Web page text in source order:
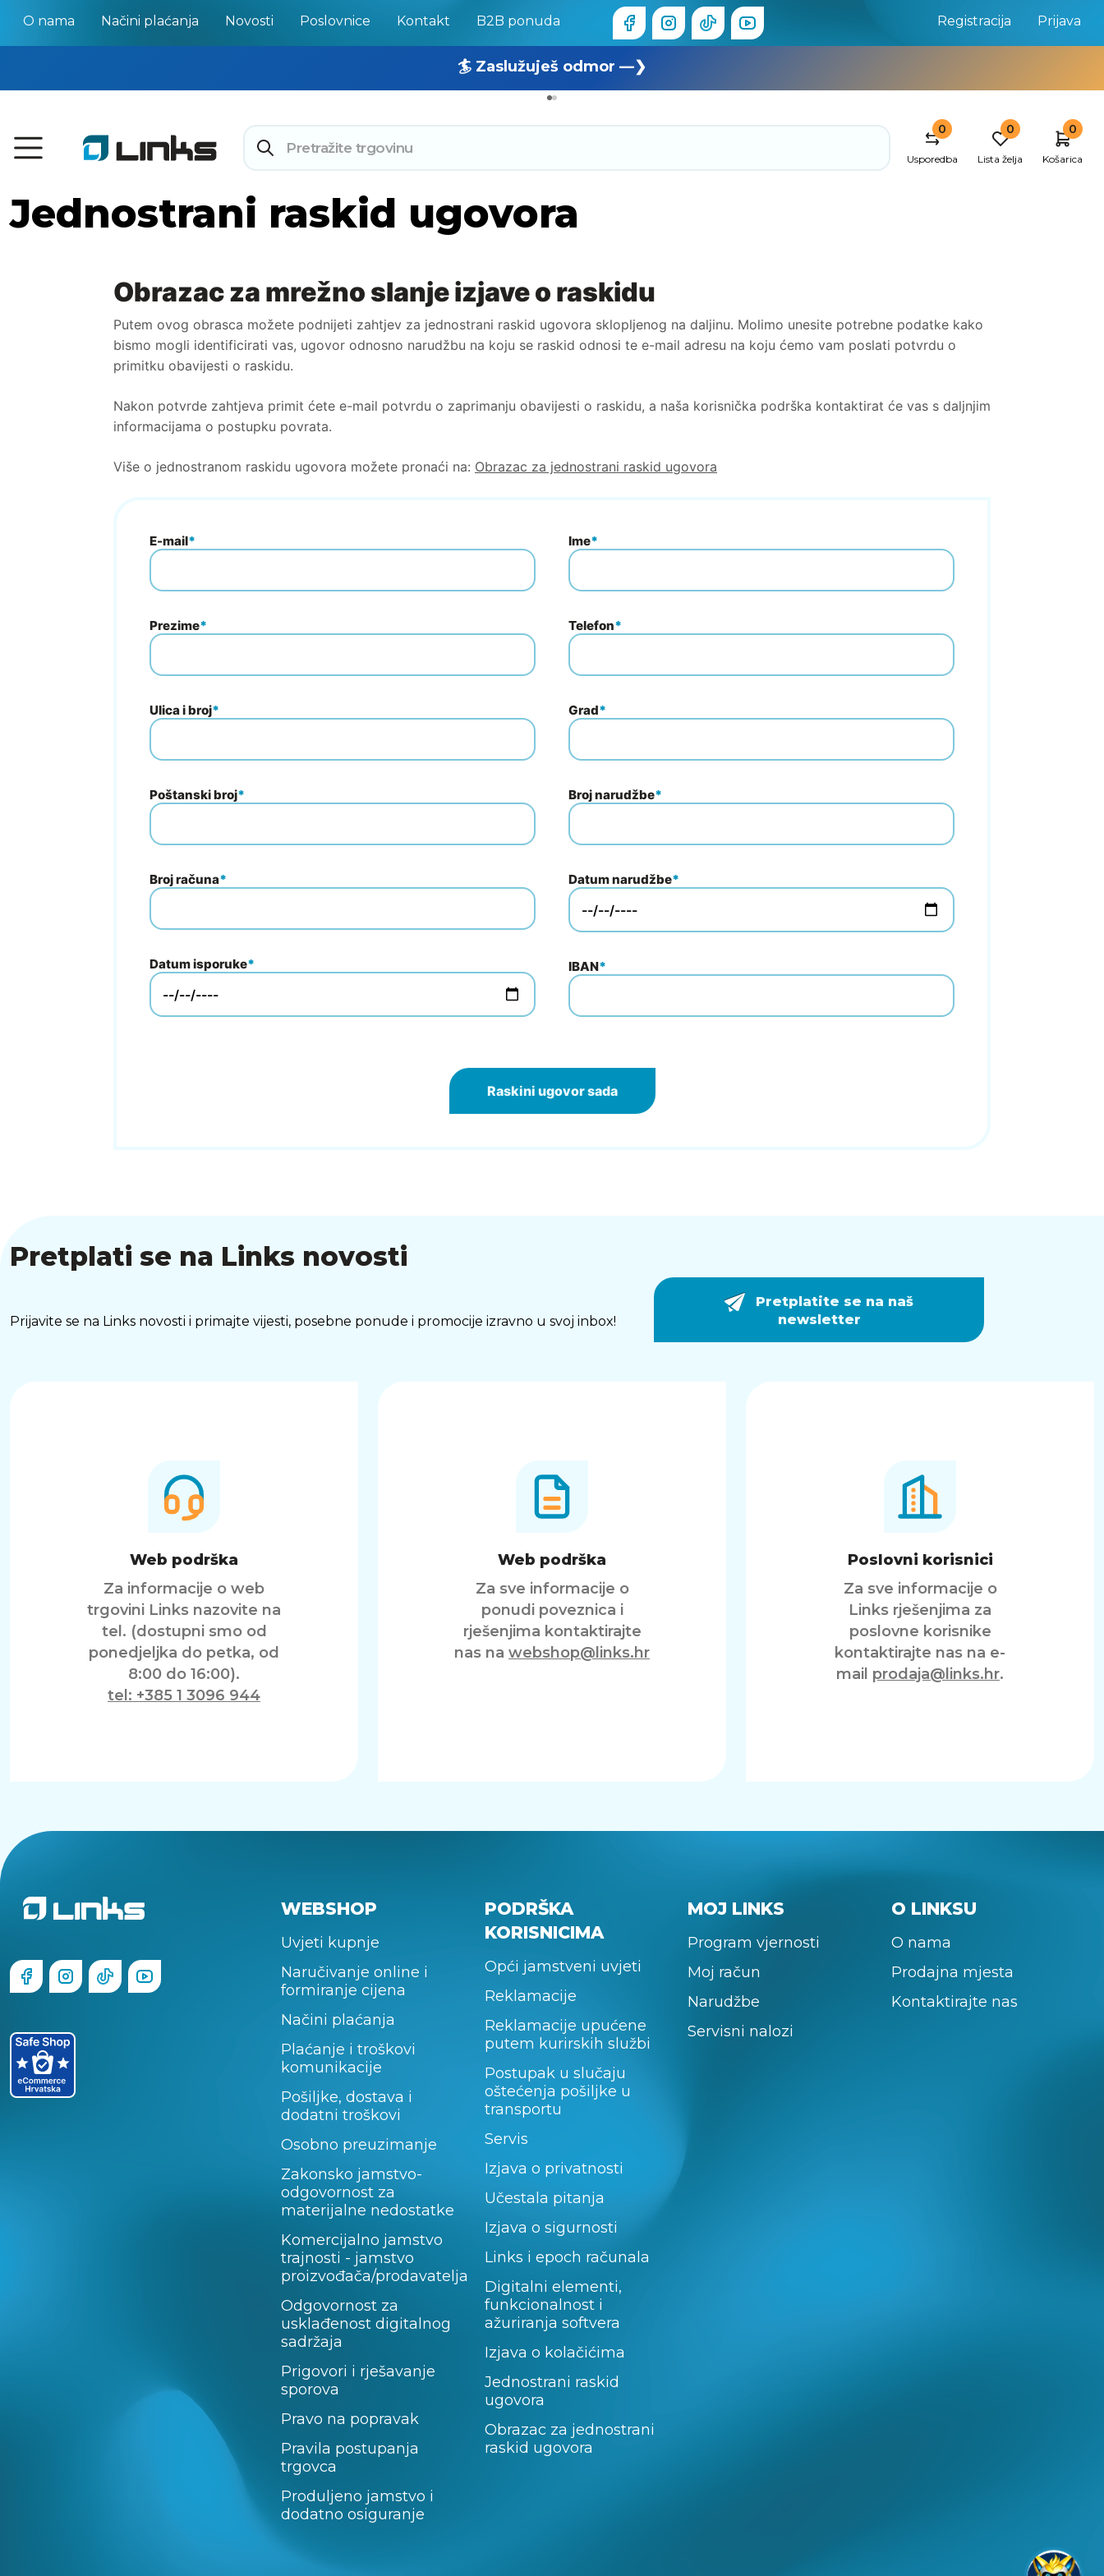
O nama Načini plaćanja Novosti Poslovnice Kontakt B2B ponuda Registracija Prijava
🏄 Zaslužuješ odmor —❯
🔥 OUTLET: TOTALNA RASPRODAJA —❯
0
Usporedba
0
Lista želja
0
Košarica
Jednostrani raskid ugovora
Obrazac za mrežno slanje izjave o raskidu
Putem ovog obrasca možete podnijeti zahtjev za jednostrani raskid ugovora sklopljenog na daljinu. Molimo unesite potrebne podatke kako
bismo mogli identificirati vas, ugovor odnosno narudžbu na koju se raskid odnosi te e-mail adresu na koju ćemo vam poslati potvrdu o
primitku obavijesti o raskidu.
Nakon potvrde zahtjeva primit ćete e-mail potvrdu o zaprimanju obavijesti o raskidu, a naša korisnička podrška kontaktirat će vas s daljnjim
informacijama o postupku povrata.
Više o jednostranom raskidu ugovora možete pronaći na: Obrazac za jednostrani raskid ugovora
E-mail*
Prezime*
Ulica i broj*
Poštanski broj*
Broj računa*
Datum isporuke*
Ime*
Telefon*
Grad*
Broj narudžbe*
Datum narudžbe*
IBAN*
Raskini ugovor sada
Pretplati se na Links novosti
Prijavite se na Links novosti i primajte vijesti, posebne ponude i promocije izravno u svoj inbox!
Pretplatite se na naš
newsletter
Web podrška
Za informacije o web
trgovini Links nazovite na
tel. (dostupni smo od
ponedjeljka do petka, od
8:00 do 16:00).
tel: +385 1 3096 944
Web podrška
Za sve informacije o
ponudi poveznica i
rješenjima kontaktirajte
nas na webshop@links.hr
Poslovni korisnici
Za sve informacije o
Links rješenjima za
poslovne korisnike
kontaktirajte nas na e-
mail prodaja@links.hr.
WEBSHOP
Uvjeti kupnje
Naručivanje online i
formiranje cijena
Načini plaćanja
Plaćanje i troškovi
komunikacije
Pošiljke, dostava i
dodatni troškovi
Osobno preuzimanje
Zakonsko jamstvo-
odgovornost za
materijalne nedostatke
Komercijalno jamstvo
trajnosti - jamstvo
proizvođača/prodavatelja
Odgovornost za
usklađenost digitalnog
sadržaja
Prigovori i rješavanje
sporova
Pravo na popravak
Pravila postupanja
trgovca
Produljeno jamstvo i
dodatno osiguranje
PODRŠKA
KORISNICIMA
Opći jamstveni uvjeti
Reklamacije
Reklamacije upućene
putem kurirskih službi
Postupak u slučaju
oštećenja pošiljke u
transportu
Servis
Izjava o privatnosti
Učestala pitanja
Izjava o sigurnosti
Links i epoch računala
Digitalni elementi,
funkcionalnost i
ažuriranja softvera
Izjava o kolačićima
Jednostrani raskid
ugovora
Obrazac za jednostrani
raskid ugovora
MOJ LINKS
Program vjernosti
Moj račun
Narudžbe
Servisni nalozi
O LINKSU
O nama
Prodajna mjesta
Kontaktirajte nas